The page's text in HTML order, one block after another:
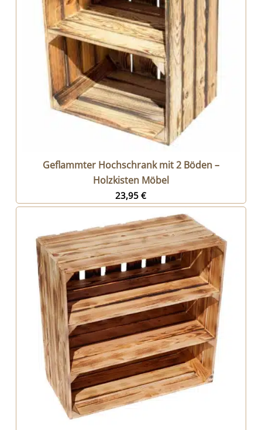
Geflammter Hochschrank mit 2 Böden –
Holzkisten Möbel
23,95€